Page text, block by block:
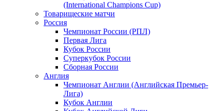
(International Champions Cup)
Товарищеские матчи
Россия
Чемпионат России (РПЛ)
Первая Лига
Кубок России
Суперкубок России
Сборная России
Англия
Чемпионат Англии (Английская Премьер-
Лига)
Кубок Англии